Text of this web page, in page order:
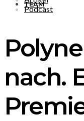
TEAM
Podcast
nach.